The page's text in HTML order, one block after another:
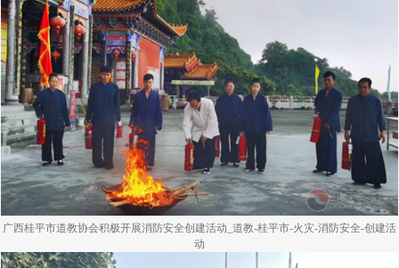
广西桂平市道教协会积极开展消防安全创建活动_道教-桂平市-火灾-消防安全-创建活
动